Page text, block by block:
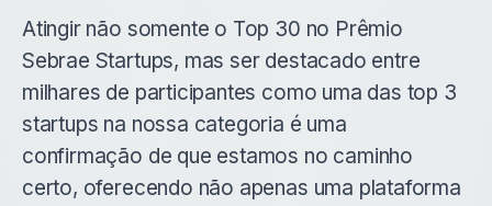
Atingir não somente o Top 30 no Prêmio
Sebrae Startups, mas ser destacado entre
milhares de participantes como uma das top 3
startups na nossa categoria é uma
confirmação de que estamos no caminho
certo, oferecendo não apenas uma plataforma